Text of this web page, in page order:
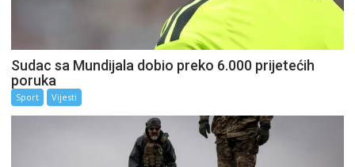
Sudac sa Mundijala dobio preko 6.000 prijetećih
poruka
Sport Vijesti